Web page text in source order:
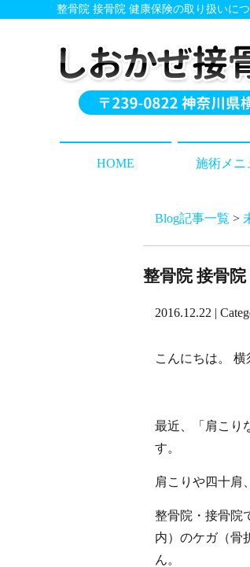
整骨院 接骨院 健康保険の取り扱いに
HOME 施術メニ
Blog記事一覧 >
整骨院 接骨
2016.12.22 |
こんにちは。
最近、「肩こり
す。
肩こりや四十肩
整骨院・接骨院
内）のケガ（骨
ん。